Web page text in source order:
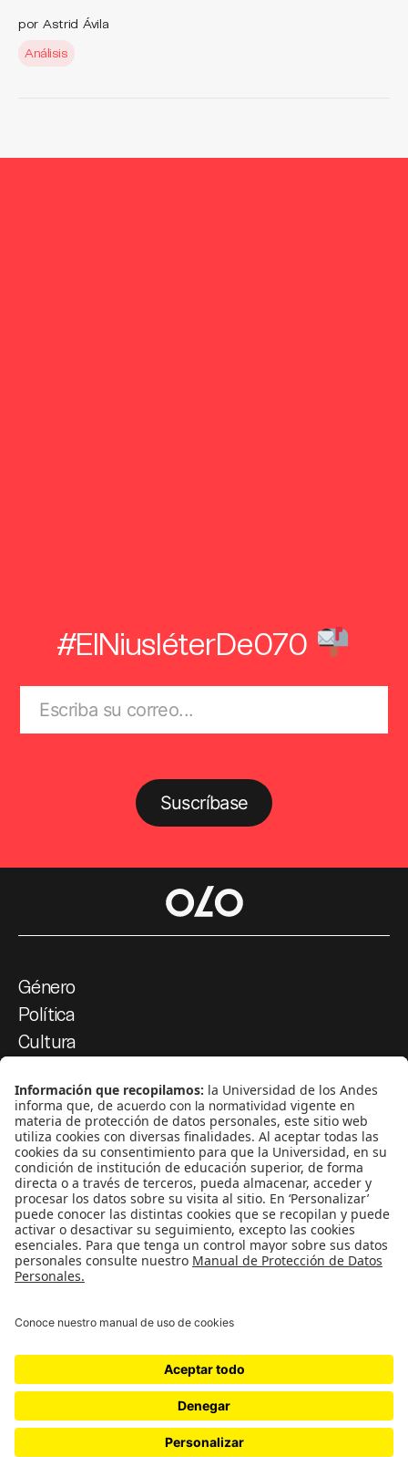
por Astrid Ávila
Análisis
#ElNiusléterDe070
Suscríbase
Género
Política
Cultura
Medios y periodismo
Ciudad
Movilización social
¿Quiénes somos?
Podcasts
Ediciones especiales
Proyectos 070